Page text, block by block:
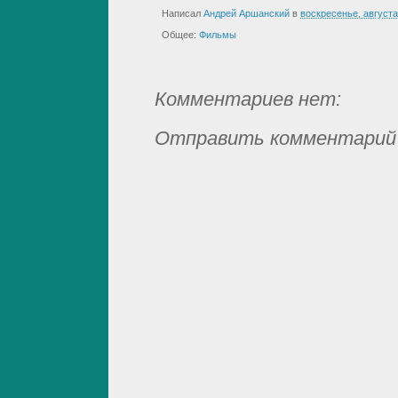
Написал Андрей Аршанский в воскресенье,
Общее: Фильмы
Комментариев нет:
Отправить комментарий